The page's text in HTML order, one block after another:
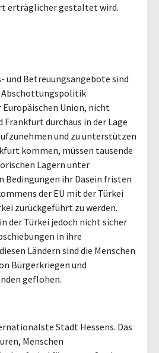
erträglicher gestaltet wird.
und Betreuungsangebote sind
Abschottungspolitik
Europäischen Union, nicht
Frankfurt durchaus in der Lage
und zu unterstützen
kommen, müssen tausende
Lagern unter
Bedingungen ihr Dasein fristen
der EU mit der Türkei
zurückgeführt zu werden.
der Türkei jedoch nicht sicher
in ihre
Ländern sind die Menschen
Bürgerkriegen und
geflohen.
Stadt Hessens. Das
Menschen